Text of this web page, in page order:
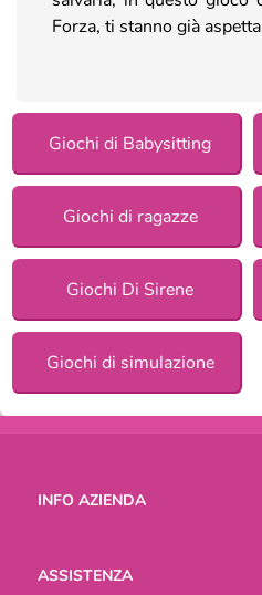
Forza, ti stanno già
Giochi di Babysitting
Giochi di ragazze
Giochi Di Sirene
Giochi di simulazione
INFO AZIENDA
ASSISTENZA